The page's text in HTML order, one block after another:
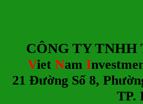
CÔNG TY TNHH
Viet Nam I
21 Đường Số 8,
TP.